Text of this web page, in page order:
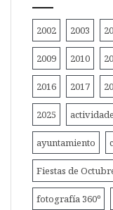
2002 2003
2009 2010
2016 2017
2025
ayuntamiento
Fiestas de
fotografía 360º